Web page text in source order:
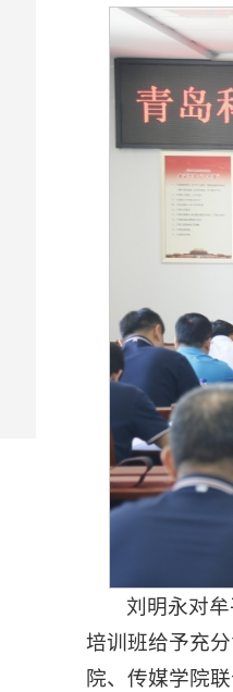
刘明永对
培训班给予充
院、传媒学院